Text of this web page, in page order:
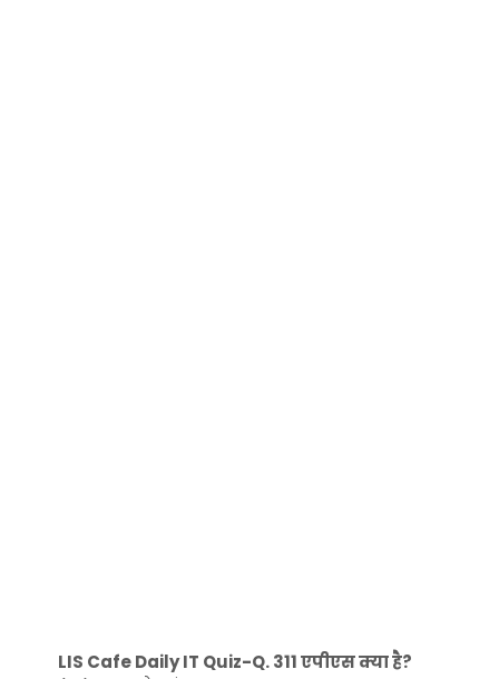
LIS Cafe Daily IT Quiz-Q. 311 एपीएस क्या है?